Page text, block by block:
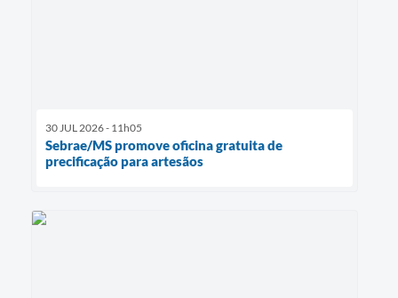
30 JUL 2026 - 11h05
Sebrae/MS promove oficina gratuita de
precificação para artesãos